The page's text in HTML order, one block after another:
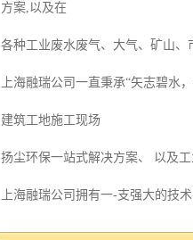
方案,以及在
各种工业废水废气、大气、矿山、
上海融瑞公司一直秉承“矢志碧水
建筑工地施工现场
扬尘环保一站式解决方案、 以及
上海融瑞公司拥有一-支强大的技
大学等国内外高